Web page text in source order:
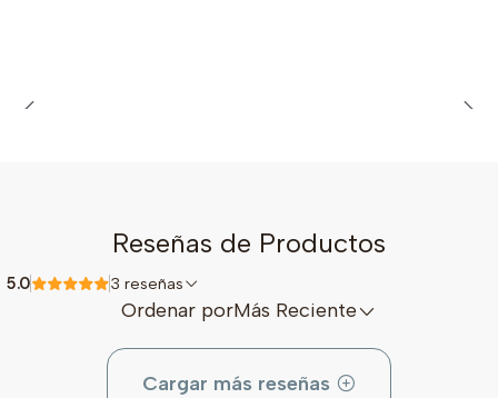
Reseñas de Productos
5.0 3 reseñas
Ordenar porMás Reciente
Cargar más reseñas